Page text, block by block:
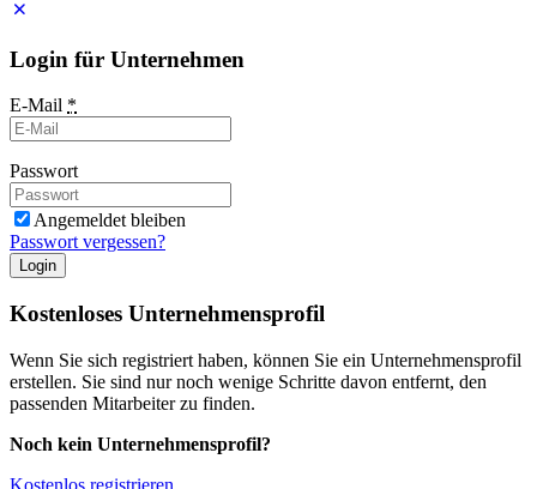
Login für Unternehmen
E-Mail *
Passwort
Angemeldet bleiben
Passwort vergessen?
Login
Kostenloses Unternehmensprofil
Wenn Sie sich registriert haben, können Sie ein Unternehmensprofil
erstellen. Sie sind nur noch wenige Schritte davon entfernt, den
passenden Mitarbeiter zu finden.
Noch kein Unternehmensprofil?
Kostenlos registrieren